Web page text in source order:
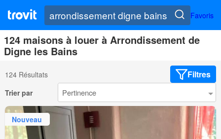
Favoris
124 maisons à louer à Arrondissement de
Digne les Bains
124 Résultats Filtres
Trier par
Nouveau